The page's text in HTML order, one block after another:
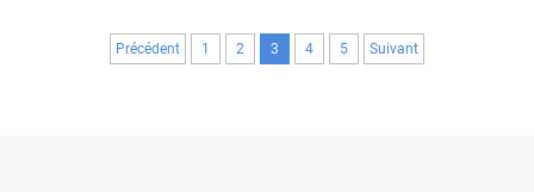
physique, votre état de récupération et votre ...
Précédent 1 2 3 4 5 Suivant